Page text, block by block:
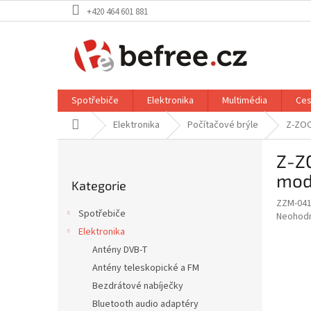
na
+420 464 601 881
Spotřebiče Elektronika Multimédia
Domů Elektronika Počítačové brýle Z-
kategorie
Kategorie
Spotřebiče
Elektronika
Antény DVB-T
Antény teleskopické a FM
Bezdrátové nabíječky
Bluetooth audio adaptéry
Z-
ZZM-